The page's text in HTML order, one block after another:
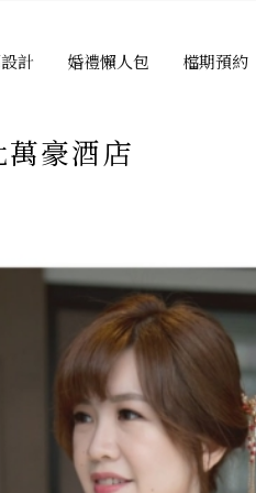
計 婚禮懶人包 檔期預約
豪酒店